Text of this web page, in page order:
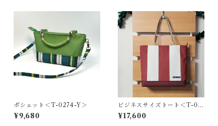
ポシェット＜T-0274-Y＞
¥9,680
ビジネスサイズトート＜T-02
27＞
¥17,600